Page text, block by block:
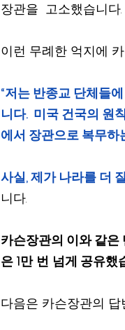
장관을  고소했습니다.
이런 무례한 억지에
“저는 반종교 단체들
니다.  미국 건국의 원
에서 장관으로 복무하
사실, 제가 나라를 더
니다.
카슨장관의 이와 같
은 1만 번 넘게 공유했
다음은 카슨장관의